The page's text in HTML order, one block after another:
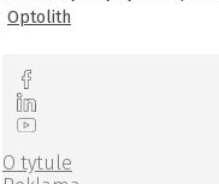
Optolith
O tytule